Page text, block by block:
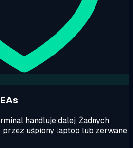
handluje dalej. Żadnych
przez uśpiony laptop lub zerwane